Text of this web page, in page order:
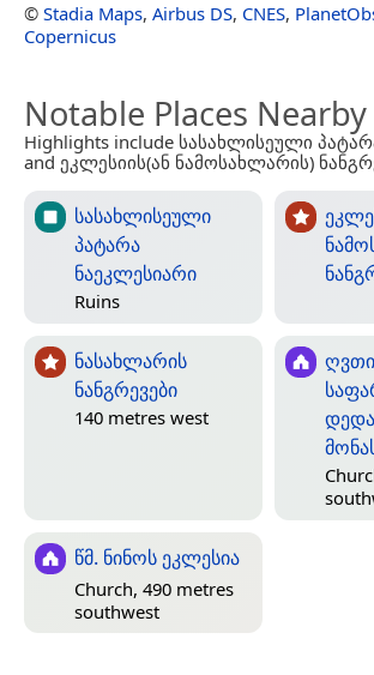
© Stadia Maps, Airbus DS, CNES,
Copernicus
Notable Places Nearby
Highlights include სასახლისეული
and ეკლესიის(ან ნამოსახლარის)
სასახლისეული
პატარა
ნაეკლესიარი
Ruins
ნასახლარის
ნანგრევები
140 metres west
წმ. ნინოს ეკლესია
Church, 490 metres
southwest